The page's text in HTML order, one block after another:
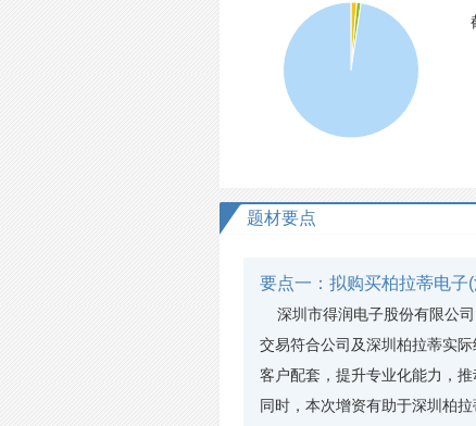
题材要点
要点一：拟购买柏拉蒂电子
深圳市得润电子股份有限公
交易符合公司及深圳柏拉蒂实
客户配套，提升专业化能力，
同时，本次增资有助于深圳柏